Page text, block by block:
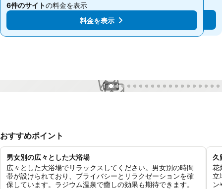
6件のサイトの料金を表示
料金を表示
6件のサイトの料金を表示
料金を表示
1 / 34
おすすめポイント
男女別の広々とした大浴場
広々とした大浴場でリラックスしてください。男女別の時間
帯が設けられており、プライバシーとリラクゼーションを確
保しています。ラジウム温泉で癒しの効果も期待できます。
久
花
立
ン